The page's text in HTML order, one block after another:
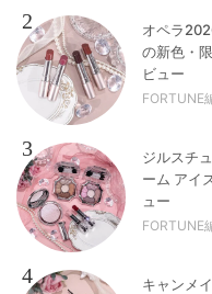
2
オペラ
の新色・
ビュー
FORTUNE
3
ジルスチ
ーム アイ
ュー
FORTUNE
4
キャンメ